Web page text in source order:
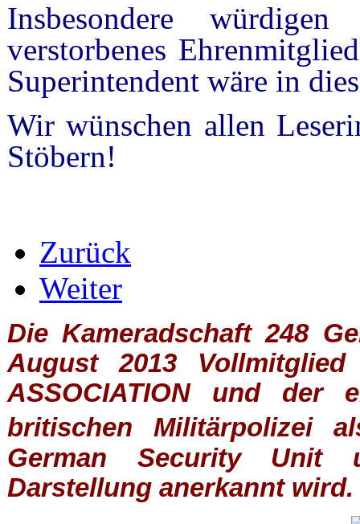
Insbesondere
verstorbenes
Superintendent wäre in
Wir wünschen allen
Stöbern!
Zurück
Weiter
Die Kameradschaft 248
August 2013
ASSOCIATIONund der
britischen
Militärpolizei
German Security Unit
Darstellung anerkannt wird.